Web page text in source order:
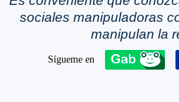
sociales manipuladoras
manipulan la